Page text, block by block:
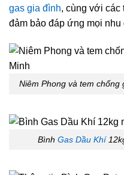
gas gia đình, cùng với các
đảm bảo đáp ứng mọi nhu
Niêm Phong và tem chống
Bình Gas Dầu Khí